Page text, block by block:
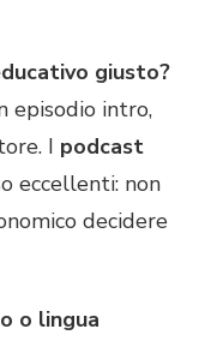
giusto?
episodio intro,
I podcast
eccellenti: non
decidere
o lingua